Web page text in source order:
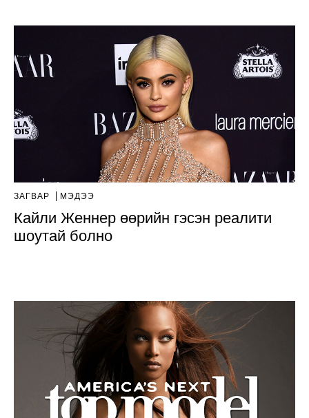
ЗАГВАР МЭДЭЭ
Кайли Женнер өөрийн гэсэн реалити
шоутай болно